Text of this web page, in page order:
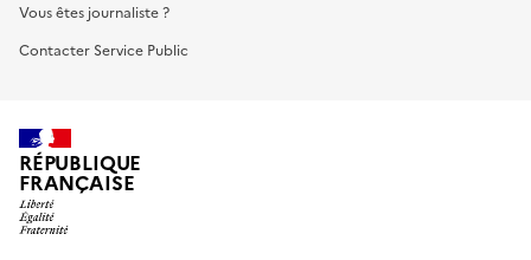
Vous êtes journaliste ?
Contacter Service Public
RÉPUBLIQUE
FRANÇAISE